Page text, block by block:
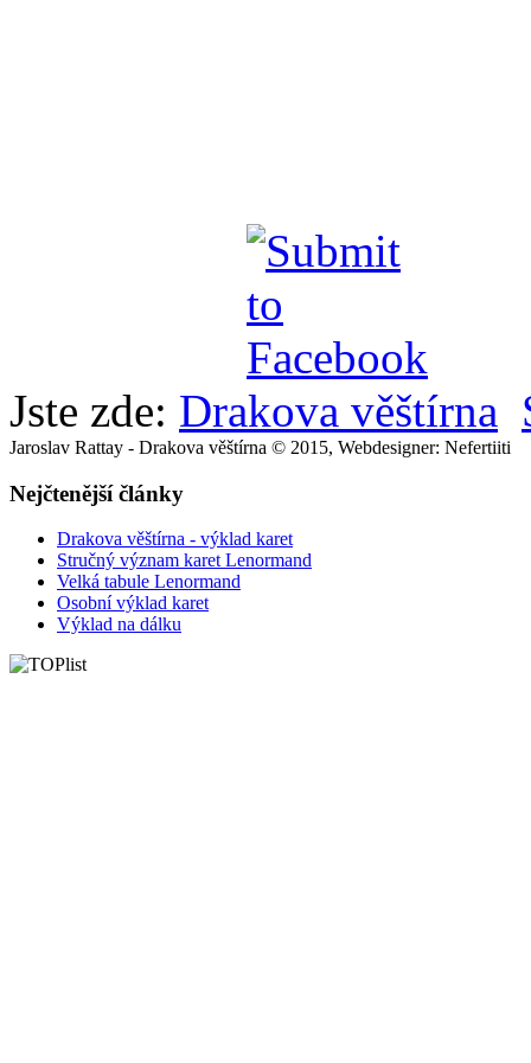
Jste zde: Drakova věštírna
Jaroslav Rattay - Drakova věštírna © 2015, Webdesigner: Nefertiiti
Nejčtenější články
Drakova věštírna - výklad karet
Stručný význam karet Lenormand
Velká tabule Lenormand
Osobní výklad karet
Výklad na dálku